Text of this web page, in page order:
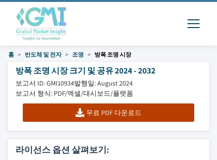
홈 반도체 및 전자 조명 방폭 조명 시장
방폭 조명 시장 크기 및 공유 2024 - 2032
보고서 ID: GMI10934발행일: August 2024
보고서 형식: PDF/엑셀/대시보드/플랫폼
무료 PDF 다운로드
라이선스 옵션 살펴보기: